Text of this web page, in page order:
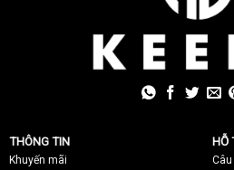
THÔNG TIN
Khuyến mãi
HỖ
C